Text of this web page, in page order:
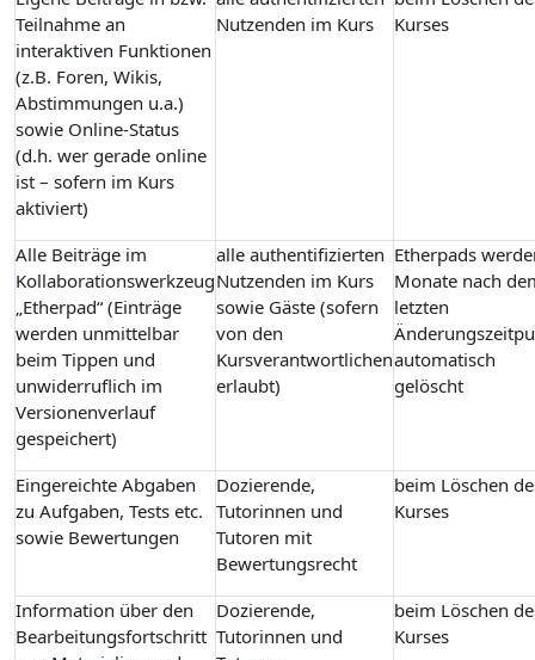
Teilnahme an
interaktiven Funktionen
(z.B. Foren, Wikis,
Abstimmungen u.a.)
sowie Online-Status
(d.h. wer gerade online
ist – sofern im Kurs
aktiviert)
Nutzenden im Kurs
Kurses
Alle Beiträge im
Kollaborationswerkzeug
„Etherpad“ (Einträge
werden unmittelbar
beim Tippen und
unwiderruflich im
Versionenverlauf
gespeichert)
alle authentifizierten
Nutzenden im Kurs
sowie Gäste (sofern
von den
Kursverantwortlichen
erlaubt)
Etherpads
Monate nach
letzten
automatisch
gelöscht
Eingereichte Abgaben
zu Aufgaben, Tests etc.
sowie Bewertungen
Dozierende,
Tutorinnen und
Tutoren mit
Bewertungsrecht
beim Löschen
Kurses
Information über den
Bearbeitungsfortschritt
Dozierende,
Tutorinnen und
beim Löschen
Kurses